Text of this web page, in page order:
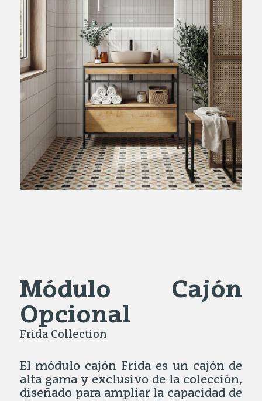
Módulo Cajón
Opcional
Frida Collection
El módulo cajón Frida es un cajón de
alta gama y exclusivo de la colección,
diseñado para ampliar la capacidad de